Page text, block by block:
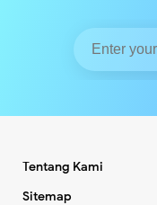
Tentang Kami
Sitemap